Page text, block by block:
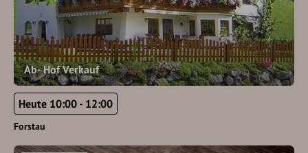
Ab- Hof Verkauf
Heute 10:00 - 12:00
Forstau